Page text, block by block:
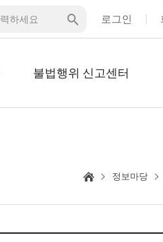
로그인
불법행위 신고센터
정보마당